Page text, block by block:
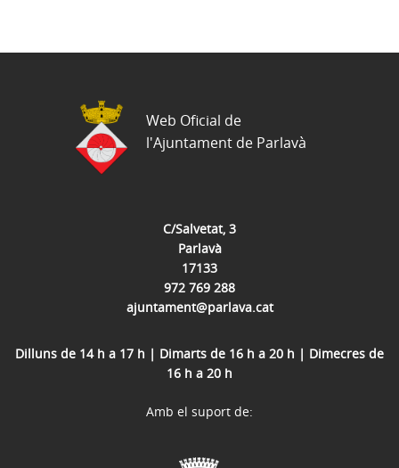
C/Salvetat, 3
Parlavà
17133
972 769 288
ajuntament@parlava.cat
Dilluns de 14 h a 17 h | Dimarts de 16 h a 20 h | Dimecres de
16 h a 20 h
Web Oficial de
l'Ajuntament de Parlavà
Amb el suport de: